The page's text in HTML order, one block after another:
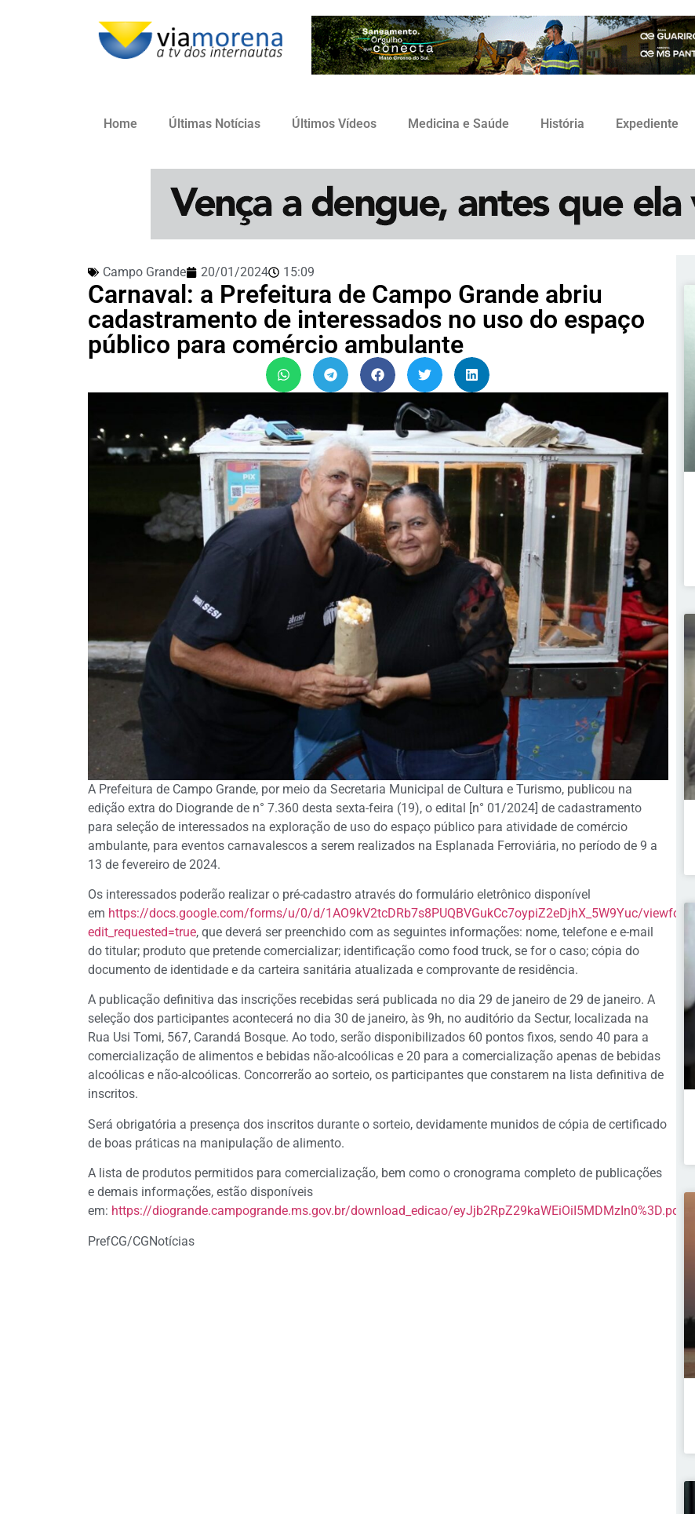
Home Últimas Notícias Últimos Vídeos Medicina e Saúde História Expediente
Campo Grande 20/01/2024 15:09
Carnaval: a Prefeitura de Campo Grande abriu
cadastramento de interessados no uso do espaço
público para comércio ambulante
A Prefeitura de Campo Grande, por meio da Secretaria Municipal de Cultura e Turismo, publicou na
edição extra do Diogrande de n° 7.360 desta sexta-feira (19), o edital [n° 01/2024] de cadastramento
para seleção de interessados na exploração de uso do espaço público para atividade de comércio
ambulante, para eventos carnavalescos a serem realizados na Esplanada Ferroviária, no período de 9 a
13 de fevereiro de 2024.
Os interessados poderão realizar o pré-cadastro através do formulário eletrônico disponível
em https://docs.google.com/forms/u/0/d/1AO9kV2tcDRb7s8PUQBVGukCc7oypiZ2eDjhX_5W9Yuc/viewform?
edit_requested=true, que deverá ser preenchido com as seguintes informações: nome, telefone e e-mail
do titular; produto que pretende comercializar; identificação como food truck, se for o caso; cópia do
documento de identidade e da carteira sanitária atualizada e comprovante de residência.
A publicação definitiva das inscrições recebidas será publicada no dia 29 de janeiro de 29 de janeiro. A
seleção dos participantes acontecerá no dia 30 de janeiro, às 9h, no auditório da Sectur, localizada na
Rua Usi Tomi, 567, Carandá Bosque. Ao todo, serão disponibilizados 60 pontos fixos, sendo 40 para a
comercialização de alimentos e bebidas não-alcoólicas e 20 para a comercialização apenas de bebidas
alcoólicas e não-alcoólicas. Concorrerão ao sorteio, os participantes que constarem na lista definitiva de
inscritos.
Será obrigatória a presença dos inscritos durante o sorteio, devidamente munidos de cópia de certificado
de boas práticas na manipulação de alimento.
A lista de produtos permitidos para comercialização, bem como o cronograma completo de publicações
e demais informações, estão disponíveis
em: https://diogrande.campogrande.ms.gov.br/download_edicao/eyJjb2RpZ29kaWEiOiI5MDMzIn0%3D.pdf
PrefCG/CGNotícias